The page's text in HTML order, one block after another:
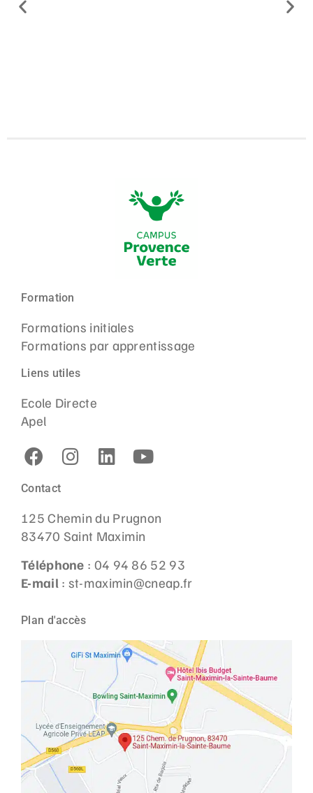
Formation
Formations initiales
Formations par apprentissage
Liens utiles
Ecole Directe
Apel
Contact
125 Chemin du Prugnon
83470 Saint Maximin
Téléphone : 04 94 86 52 93
E-mail : st-maximin@cneap.fr
Plan d'accès